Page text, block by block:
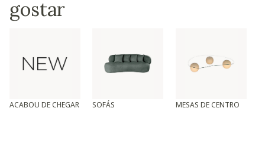
gostar
ACABOU DE CHEGAR SOFÁS MESAS DE CENTRO